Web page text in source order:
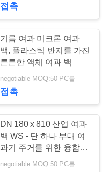
접촉
기름 여과 미크론 여과
백, 플라스틱 반지를 가진
튼튼한 액체 여과 백
negotiable MOQ:50 PC를
접촉
DN 180 x 810 산업 여과
백 WS - 단 하나 부대 여
과기 주거를 위한 융합된
솔기 처리
negotiable MOQ:50 PC를